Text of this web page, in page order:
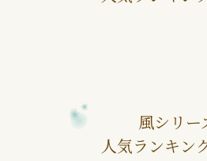
風シリー
人気ランキン